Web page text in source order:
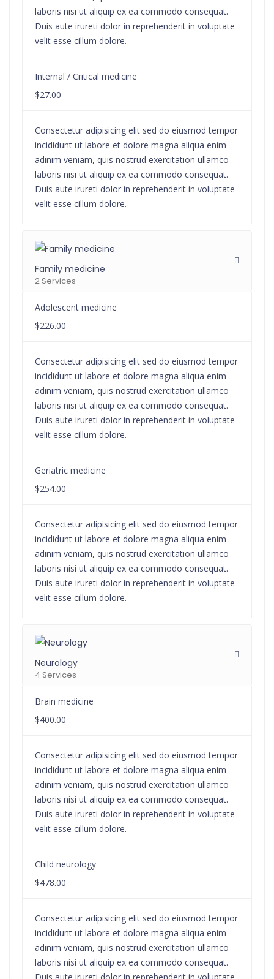
laboris nisi ut aliquip ex ea commodo consequat.
Duis aute irureti dolor in reprehenderit in voluptate
velit esse cillum dolore.
Internal / Critical medicine
$27.00
Consectetur adipisicing elit sed do eiusmod tempor
incididunt ut labore et dolore magna aliqua enim
adinim veniam, quis nostrud exercitation ullamco
laboris nisi ut aliquip ex ea commodo consequat.
Duis aute irureti dolor in reprehenderit in voluptate
velit esse cillum dolore.
Family medicine
2 Services
Adolescent medicine
$226.00
Consectetur adipisicing elit sed do eiusmod tempor
incididunt ut labore et dolore magna aliqua enim
adinim veniam, quis nostrud exercitation ullamco
laboris nisi ut aliquip ex ea commodo consequat.
Duis aute irureti dolor in reprehenderit in voluptate
velit esse cillum dolore.
Geriatric medicine
$254.00
Consectetur adipisicing elit sed do eiusmod tempor
incididunt ut labore et dolore magna aliqua enim
adinim veniam, quis nostrud exercitation ullamco
laboris nisi ut aliquip ex ea commodo consequat.
Duis aute irureti dolor in reprehenderit in voluptate
velit esse cillum dolore.
Neurology
4 Services
Brain medicine
$400.00
Consectetur adipisicing elit sed do eiusmod tempor
incididunt ut labore et dolore magna aliqua enim
adinim veniam, quis nostrud exercitation ullamco
laboris nisi ut aliquip ex ea commodo consequat.
Duis aute irureti dolor in reprehenderit in voluptate
velit esse cillum dolore.
Child neurology
$478.00
Consectetur adipisicing elit sed do eiusmod tempor
incididunt ut labore et dolore magna aliqua enim
adinim veniam, quis nostrud exercitation ullamco
laboris nisi ut aliquip ex ea commodo consequat.